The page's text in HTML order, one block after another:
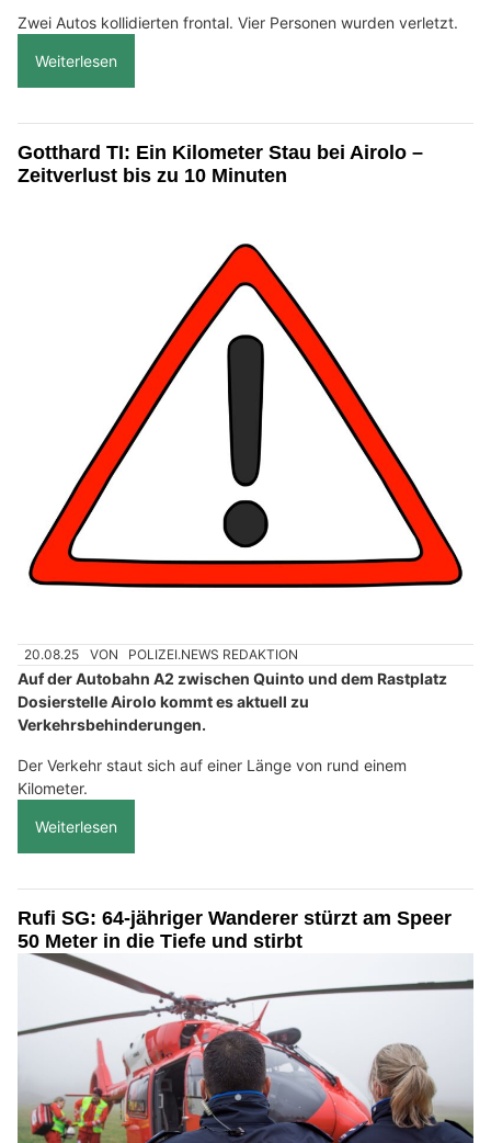
Zwei Autos kollidierten frontal. Vier Personen wurden verletzt.
Weiterlesen
Gotthard TI: Ein Kilometer Stau bei Airolo –
Zeitverlust bis zu 10 Minuten
20.08.25 VON POLIZEI.NEWS REDAKTION
Auf der Autobahn A2 zwischen Quinto und dem Rastplatz
Dosierstelle Airolo kommt es aktuell zu
Verkehrsbehinderungen.
Der Verkehr staut sich auf einer Länge von rund einem
Kilometer.
Weiterlesen
Rufi SG: 64-jähriger Wanderer stürzt am Speer
50 Meter in die Tiefe und stirbt